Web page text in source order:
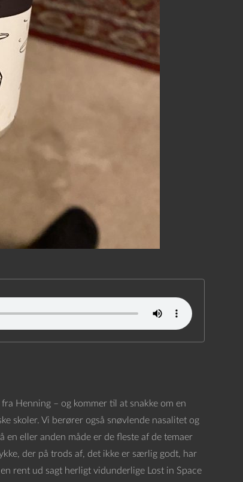
Henning – og kommer til at snakke om en
skoler. Vi berører også snøvlende nasalitet og
eller anden måde er de fleste af de temaer
der på trods af, det ikke er særlig godt, har
rent ud sagt herligt vidunderlige Lost in Space